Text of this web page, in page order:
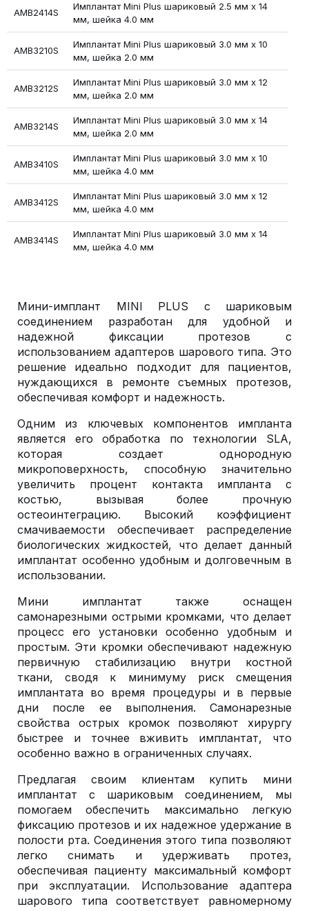
AMB2414S
Имплантат Mini Plus шариковый 2.5 мм х 14
мм, шейка 4.0 мм
AMB3210S
Имплантат Mini Plus шариковый 3.0 мм х 10
мм, шейка 2.0 мм
AMB3212S
Имплантат Mini Plus шариковый 3.0 мм х 12
мм, шейка 2.0 мм
AMB3214S
Имплантат Mini Plus шариковый 3.0 мм х 14
мм, шейка 2.0 мм
AMB3410S
Имплантат Mini Plus шариковый 3.0 мм х 10
мм, шейка 4.0 мм
AMB3412S
Имплантат Mini Plus шариковый 3.0 мм х 12
мм, шейка 4.0 мм
AMB3414S
Имплантат Mini Plus шариковый 3.0 мм х 14
мм, шейка 4.0 мм
Мини-имплант MINI PLUS с шариковым
соединением разработан для удобной и
надежной фиксации протезов с
использованием адаптеров шарового типа. Это
решение идеально подходит для пациентов,
нуждающихся в ремонте съемных протезов,
обеспечивая комфорт и надежность.
Одним из ключевых компонентов импланта
является его обработка по технологии SLA,
которая создает однородную
микроповерхность, способную значительно
увеличить процент контакта импланта с
костью, вызывая более прочную
остеоинтеграцию. Высокий коэффициент
смачиваемости обеспечивает распределение
биологических жидкостей, что делает данный
имплантат особенно удобным и долговечным в
использовании.
Мини имплантат также оснащен
самонарезными острыми кромками, что делает
процесс его установки особенно удобным и
простым. Эти кромки обеспечивают надежную
первичную стабилизацию внутри костной
ткани, сводя к минимуму риск смещения
имплантата во время процедуры и в первые
дни после ее выполнения. Самонарезные
свойства острых кромок позволяют хирургу
быстрее и точнее вживить имплантат, что
особенно важно в ограниченных случаях.
Предлагая своим клиентам купить мини
имплантат с шариковым соединением, мы
помогаем обеспечить максимально легкую
фиксацию протезов и их надежное удержание в
полости рта. Соединения этого типа позволяют
легко снимать и удерживать протез,
обеспечивая пациенту максимальный комфорт
при эксплуатации. Использование адаптера
шарового типа соответствует равномерному